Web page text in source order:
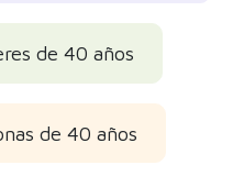
de 40 años
de 40 años